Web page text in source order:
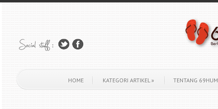
HOME KATEGORI ARTIKEL» TENTANG